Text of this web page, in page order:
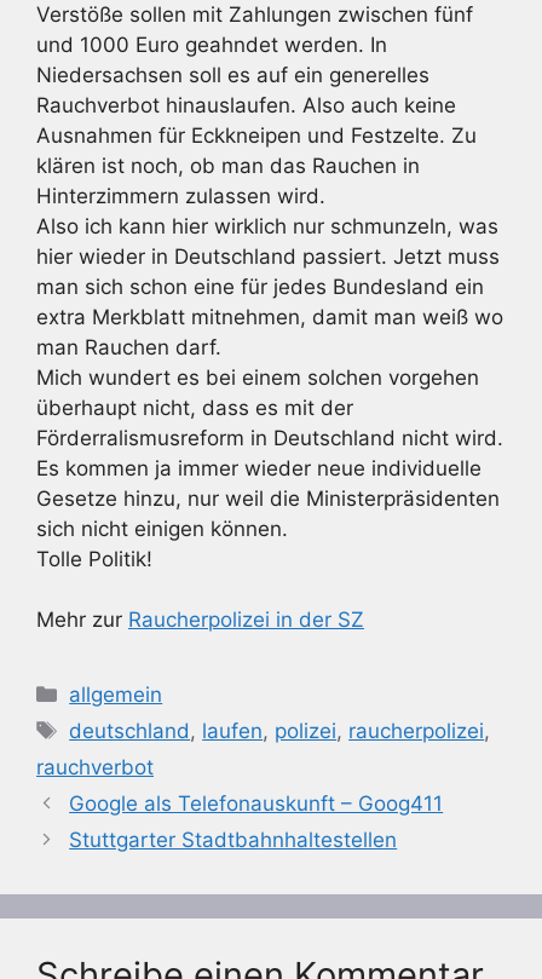
Verstöße sollen mit Zahlungen zwischen fünf
und 1000 Euro geahndet werden. In
Niedersachsen soll es auf ein generelles
Rauchverbot hinauslaufen. Also auch keine
Ausnahmen für Eckkneipen und Festzelte. Zu
klären ist noch, ob man das Rauchen in
Hinterzimmern zulassen wird.
Also ich kann hier wirklich nur schmunzeln, was
hier wieder in Deutschland passiert. Jetzt muss
man sich schon eine für jedes Bundesland ein
extra Merkblatt mitnehmen, damit man weiß wo
man Rauchen darf.
Mich wundert es bei einem solchen vorgehen
überhaupt nicht, dass es mit der
Förderralismusreform in Deutschland nicht wird.
Es kommen ja immer wieder neue individuelle
Gesetze hinzu, nur weil die Ministerpräsidenten
sich nicht einigen können.
Tolle Politik!
Mehr zur Raucherpolizei in der SZ
Kategorien
allgemein
Schlagwörter
deutschland, laufen, polizei, raucherpolizei,
rauchverbot
Google als Telefonauskunft – Goog411
Stuttgarter Stadtbahnhaltestellen